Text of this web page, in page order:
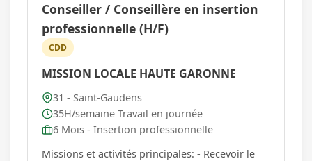
Conseiller / Conseillère en insertion
professionnelle (H/F)
CDD
MISSION LOCALE HAUTE GARONNE
31 - Saint-Gaudens
35H/semaine Travail en journée
6 Mois - Insertion professionnelle
Missions et activités principales: - Recevoir le